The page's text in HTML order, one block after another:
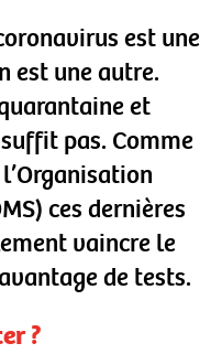
est une
est une autre.
et
pas. Comme
ces dernières
vaincre le
de tests.
?